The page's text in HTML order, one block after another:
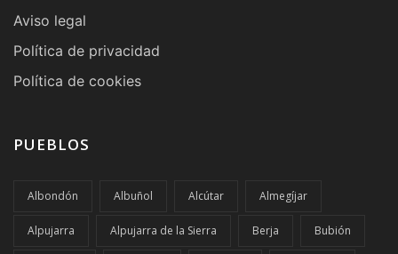
Aviso legal
Política de privacidad
Política de cookies
PUEBLOS
Albondón Albuñol Alcútar Almegíjar
Alpujarra Alpujarra de la Sierra Berja Bubión